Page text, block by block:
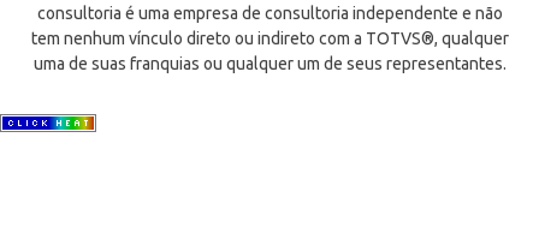
consultoria é uma empresa de consultoria independente e não
tem nenhum vínculo direto ou indireto com a TOTVS®, qualquer
uma de suas franquias ou qualquer um de seus representantes.